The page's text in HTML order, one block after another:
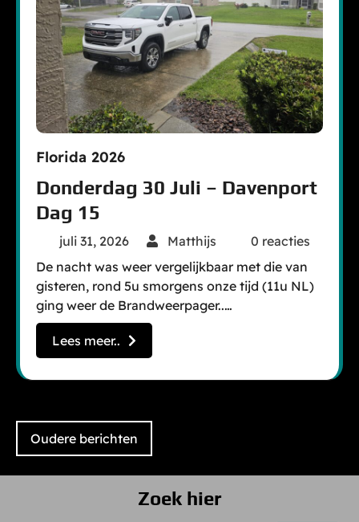
Florida 2026
Donderdag 30 Juli – Davenport
Dag 15
juli 31, 2026 Matthijs
0 reacties
De nacht was weer vergelijkbaar met die van
gisteren, rond 5u smorgens onze tijd (11u NL)
ging weer de Brandweerpager..…
Lees meer..
Berichtennavigatie
Oudere berichten
Zoek hier